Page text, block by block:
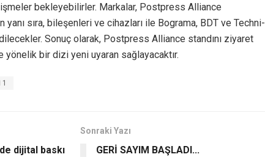
bekleyebilirler. Markalar, Postpress Alliance
yanı sıra, bileşenleri ve cihazları ile Bograma, BDT ve Techni-
Sonuç olarak, Postpress Alliance standını ziyaret
bir dizi yeni uyaran sağlayacaktır.
dijital baskı
Sonraki Yazı
GERİ SAYIM BAŞLADI...